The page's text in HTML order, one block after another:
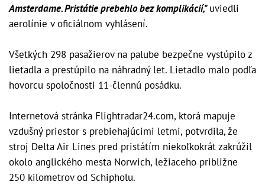
Amsterdame. Pristátie prebehlo bez komplikácií,"uviedli
aerolínie v oficiálnom vyhlásení.
Všetkých 298 pasažierov na palube bezpečne vystúpilo z
lietadla a prestúpilo na náhradný let. Lietadlo malo podľa
hovorcu spoločnosti 11-člennú posádku.
Internetová stránka Flightradar24.com, ktorá mapuje
vzdušný priestor s prebiehajúcimi letmi, potvrdila, že
stroj Delta Air Lines pred pristátím niekoľkokrát zakrúžil
okolo anglického mesta Norwich, ležiaceho približne
250 kilometrov od Schipholu.